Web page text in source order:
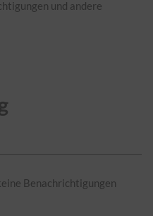
und andere
Benachrichtigungen